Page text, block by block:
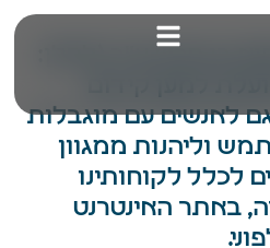
בן חרש ע"ר
למען קידום
לאנשים עם מוגבלות
וליהנות ממגוון
לכלל לקוחותינו
באתר האינטרנט